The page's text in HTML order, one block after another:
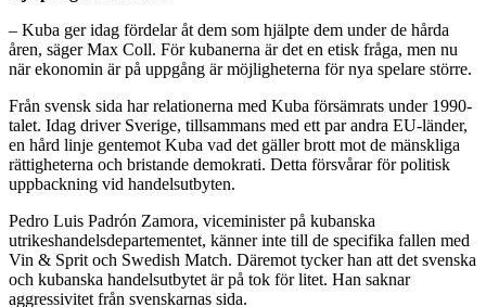
– Kuba ger idag fördelar åt dem som hjälpte dem under de hårda
åren, säger Max Coll. För kubanerna är det en etisk fråga, men nu
när ekonomin är på uppgång är möjligheterna för nya spelare större.
Från svensk sida har relationerna med Kuba försämrats under 1990-
talet. Idag driver Sverige, tillsammans med ett par andra EU-länder,
en hård linje gentemot Kuba vad det gäller brott mot de mänskliga
rättigheterna och bristande demokrati. Detta försvårar för politisk
uppbackning vid handelsutbyten.
Pedro Luis Padrón Zamora, viceminister på kubanska
utrikeshandelsdepartementet, känner inte till de specifika fallen med
Vin & Sprit och Swedish Match. Däremot tycker han att det svenska
och kubanska handelsutbytet är på tok för litet. Han saknar
aggressivitet från svenskarnas sida.